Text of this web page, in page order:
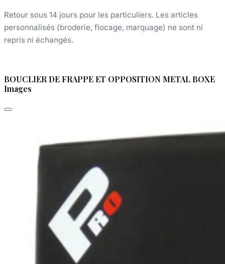
Retour sous 14 jours pour les particuliers. Les articles
personnalisés (broderie, flocage, marquage) ne sont ni
repris ni échangés.
BOUCLIER DE FRAPPE ET OPPOSITION METAL BOXE
Images